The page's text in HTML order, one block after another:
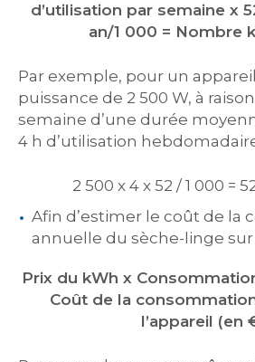
d’utilisation par semaine x
an/1 000 = Nombre
Par exemple, pour un
puissance de 2 500 W, à
semaine d’une durée
4 h d’utilisation
2 500 x 4 x 52 / 1 000 =
Afin d’estimer le coût de la
annuelle du sèche-linge sur
Prix du kWh x
Coût de la
l’appareil (en